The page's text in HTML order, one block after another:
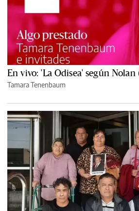
En vivo: 'La Odisea' según
Tamara Tenenbaum